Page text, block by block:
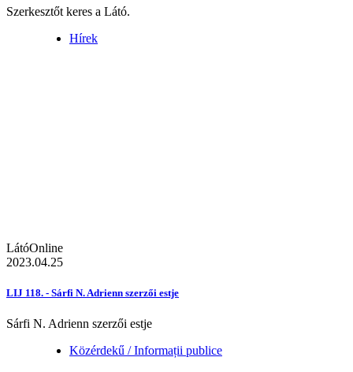
Szerkesztőt keres a Látó.
Hírek
LátóOnline
2023.04.25
LIJ 118. - Sárfi N. Adrienn szerzői estje
Sárfi N. Adrienn szerzői estje
Közérdekű / Informații publice